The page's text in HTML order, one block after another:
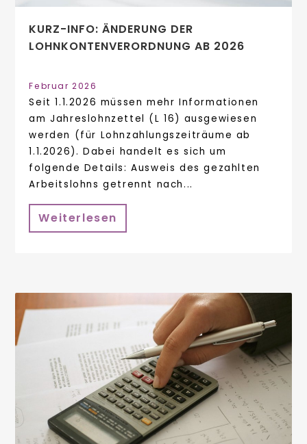
KURZ-INFO: ÄNDERUNG DER
LOHNKONTENVERORDNUNG AB 2026
Februar 2026
Seit 1.1.2026 müssen mehr Informationen
am Jahreslohnzettel (L 16) ausgewiesen
werden (für Lohnzahlungszeiträume ab
1.1.2026). Dabei handelt es sich um
folgende Details: Ausweis des gezahlten
Arbeitslohns getrennt nach...
Weiterlesen